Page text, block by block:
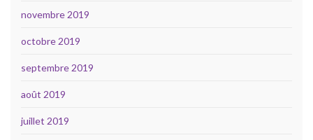
novembre 2019
octobre 2019
septembre 2019
août 2019
juillet 2019